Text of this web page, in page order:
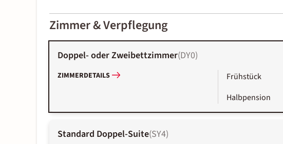
01-02
Zimmer & Verpflegung
Doppel- oder Zweibettzimmer(DY0)
ZIMMERDETAILS Frühstück
Halbpension
Standard Doppel-Suite(SY4)